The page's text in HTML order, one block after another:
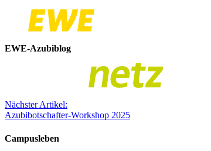
EWE-Azubiblog
Nächster Artikel:
Azubibotschafter-Workshop 2025
Campusleben